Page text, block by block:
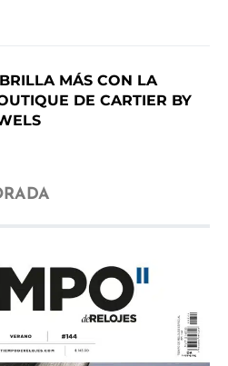
MÁS CON LA
DE CARTIER BY